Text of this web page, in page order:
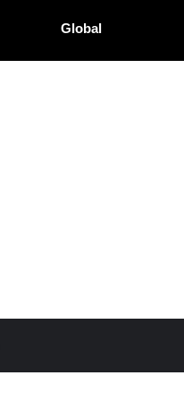
Global